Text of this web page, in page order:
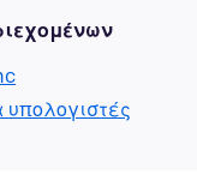
υπολογιστές